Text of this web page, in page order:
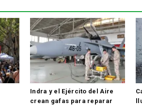
Indra y el Ejército del Aire
crean gafas para reparar